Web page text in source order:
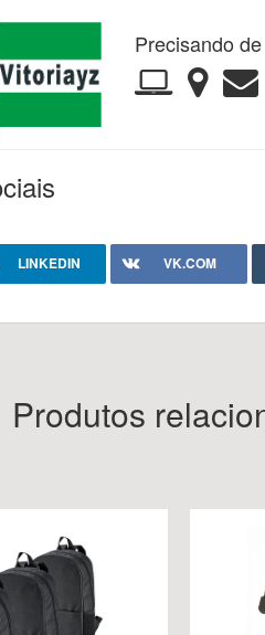
Precisando
LINKEDIN VK.COM
Produtos